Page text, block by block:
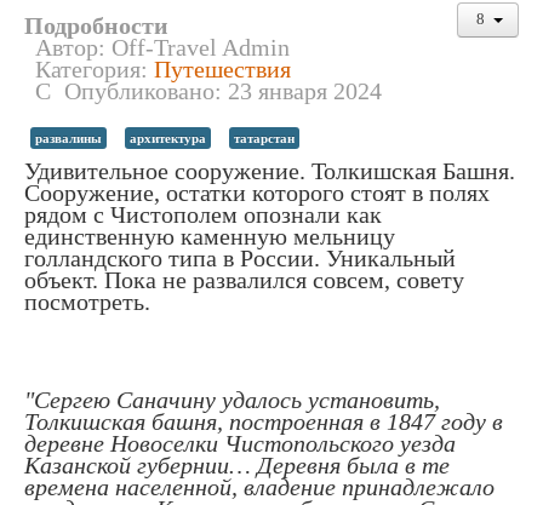
Подробности
Автор: Off-Travel Admin
Категория: Путешествия
Опубликовано: 23 января 2024
развалины архитектура татарстан
Удивительное сооружение. Толкишская Башня.
Сооружение, остатки которого стоят в полях
рядом с Чистополем опознали как
единственную каменную мельницу
голландского типа в России. Уникальный
объект. Пока не развалился совсем, совету
посмотреть.
"Сергею Саначину удалось установить,
Толкишская башня, построенная в 1847 году в
деревне Новоселки Чистопольского уезда
Казанской губернии… Деревня была в те
времена населенной, владение принадлежало